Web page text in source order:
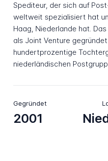
Spediteur, der sich auf
weltweit spezialisiert hat
Haag, Niederlande hat.
als Joint Venture
hundertprozentige
niederländischen
Gegründet
2001